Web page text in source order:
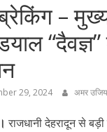
–
29, 2024 अमर
राजधानी देहरादून से